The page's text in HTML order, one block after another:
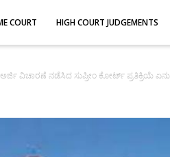
COURT HIGH COURT JUDGEMENTS
ವಿಚಾರಣೆ ನಡೆಸಿದ ಸುಪ್ರೀಂ ಕೋರ್ಟ್‌ ಪ್ರತಿಕ್ರಿಯೆ ಏನು